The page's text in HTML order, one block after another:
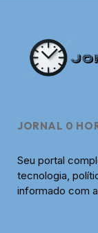
JORNAL 0
Seu portal
tecnologia,
informado com